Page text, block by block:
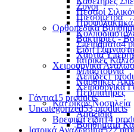
Ζυγοί
Πιεσόμετρα
Ορθοπεδικά
Βακτηρίες -
Είδη
Ιατρικές
Μπαστούνια
Νάρθηκες
Περιπατήρες
Κατ'οίκον Νοσηλεία
Αμαξίδια
Βοηθήματα
Πεσσοί
Προφυλακτικά
Σπειράματα4
Χαρτιά
Χειρουργικά
Λεπίδες1
Χειρουργικά
Γάντια15 products
Uncategorized53 products
Βρεφικά είδη14
Ιατρικά Αναλώσιμα522